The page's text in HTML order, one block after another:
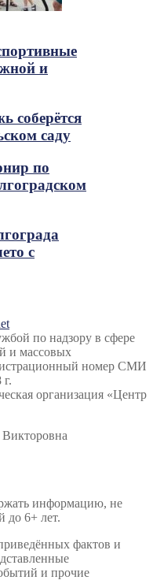
и
соберётся
саду
по
с
по надзору в сфере
и массовых
номер СМИ
организация «Центр
информацию, не
до 6+ лет.
фактов и
и прочие